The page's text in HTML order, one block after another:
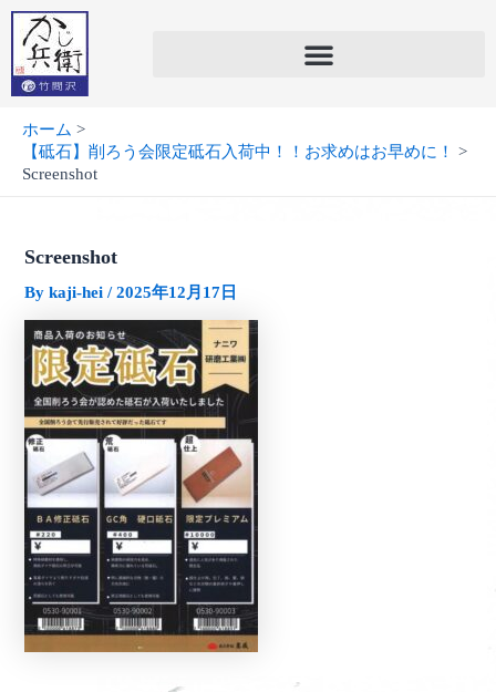
内
を
ホーム
【砥石】削ろう会限定砥石入荷中！！お求めはお早めに！
Screenshot
Screenshot
Bykaji-hei/2025年12月17日